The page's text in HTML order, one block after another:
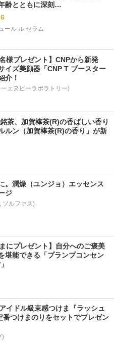
齢とともに深刻…
6
ール ル セラム
様プレゼント】CNPから新発
イズ美顔器「CNP T ブースター
介！
エヌピーラボラトリー)
銘茶、加賀棒茶(R)の香ばしい香り
ルン（加賀棒茶(R)の香り」が新
。潤燥（ユンジョ）エッセンス
ジ
ソルファス)
にプレゼント】自分へのご褒美
堪能できる「プランプコンセン
イドル級束感つけま『ラッシュ
番つけまのりをセットでプレゼン
)